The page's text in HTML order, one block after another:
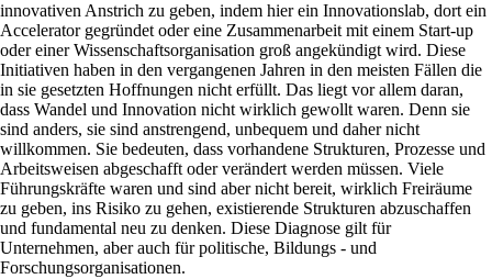
innovativen Anstrich zu geben, indem hier ein Innovationslab, dort ein
Accelerator gegründet oder eine Zusammenarbeit mit einem Start-up
oder einer Wissenschaftsorganisation groß angekündigt wird. Diese
Initiativen haben in den vergangenen Jahren in den meisten Fällen die
in sie gesetzten Hoffnungen nicht erfüllt. Das liegt vor allem daran,
dass Wandel und Innovation nicht wirklich gewollt waren. Denn sie
sind anders, sie sind anstrengend, unbequem und daher nicht
willkommen. Sie bedeuten, dass vorhandene Strukturen, Prozesse und
Arbeitsweisen abgeschafft oder verändert werden müssen. Viele
Führungskräfte waren und sind aber nicht bereit, wirklich Freiräume
zu geben, ins Risiko zu gehen, existierende Strukturen abzuschaffen
und fundamental neu zu denken. Diese Diagnose gilt für
Unternehmen, aber auch für politische, Bildungs - und
Forschungsorganisationen.